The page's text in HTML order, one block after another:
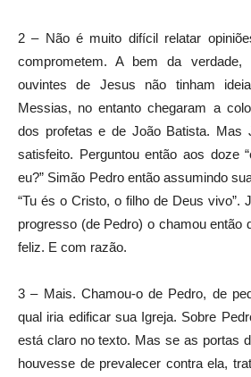
2 – Não é muito difícil relatar
comprometem. A bem da
ouvintes de Jesus não tinham
Messias, no entanto chegaram a
dos profetas e de João Batista. Mas
satisfeito. Perguntou então aos doze
eu?” Simão Pedro então assumindo
“Tu és o Cristo, o filho de Deus vivo”.
progresso (de Pedro) o chamou então
feliz. E com razão.
3 – Mais. Chamou-o de Pedro, de
qual iria edificar sua Igreja. Sobre
está claro no texto. Mas se as portas
houvesse de prevalecer contra ela,